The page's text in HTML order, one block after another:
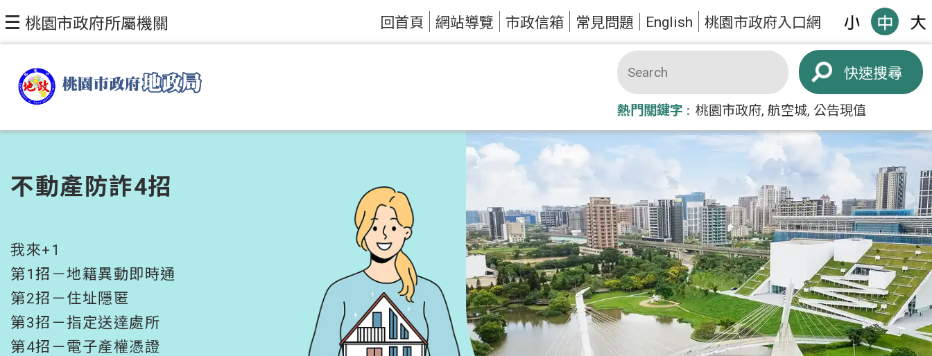
跳到主要內容區塊
桃園市政府所屬機關 回首頁 網站導覽 市政信箱 常見問題 English 桃園市政府入口網
搜尋
熱門關鍵字 桃園市政府 航空城 公告現值
不動產防詐4招
我來+1
第1招－地籍異動即時通
第2招－住址隱匿
第3招－指定送達處所
第4招－電子產權憑證